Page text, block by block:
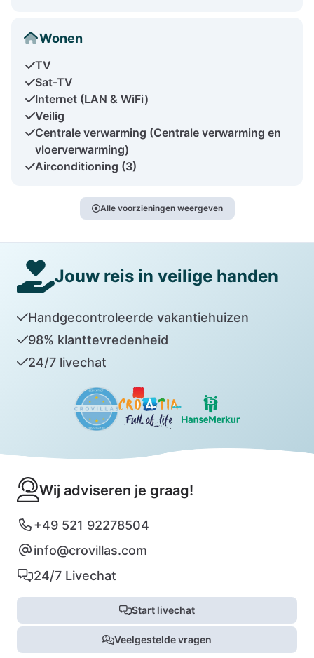
Wonen
TV
Sat-TV
Internet (LAN & WiFi)
Veilig
Centrale verwarming (Centrale verwarming en
vloerverwarming)
Airconditioning (3)
Alle voorzieningen weergeven
Jouw reis in veilige handen
Handgecontroleerde vakantiehuizen
98% klanttevredenheid
24/7 livechat
Wij adviseren je graag!
+49 521 92278504
info@crovillas.com
24/7 Livechat
Start livechat
Veelgestelde vragen